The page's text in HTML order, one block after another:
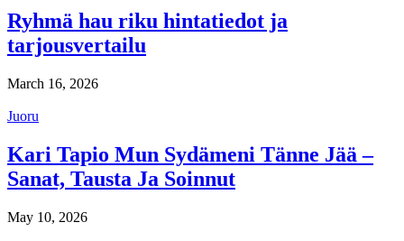
Ryhmä hau riku hintatiedot ja
tarjousvertailu
March 16, 2026
Juoru
Kari Tapio Mun Sydämeni Tänne Jää –
Sanat, Tausta Ja Soinnut
May 10, 2026